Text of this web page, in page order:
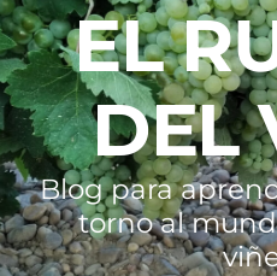
EL
DEL
Blog para
torno al